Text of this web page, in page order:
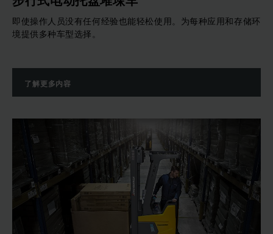
即使操作人员没有任何经验也能轻松使用。为每种应用和存储环
境提供多种车型选择。
了解更多内容